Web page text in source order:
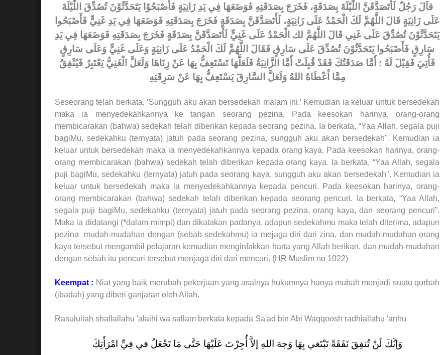
قاَلَ رَجُلٌ لَأَتَصَدَّقَنَّ اللَّيْلَةَ بِصَدَقَةٍ، فَخَرَجَ بِصَدَقَتِهِ فَوَضَعَهَا فِي يَدِ زَانِيَةٍ فَأَصْبَحُوْا يَتَحَدَّثُوْنَ تُصُدِّقَ اللَّيْلَةَ
عَلَى زَانِيَةٍ قَالَ اللَّهُمَّ لَكَ الْحَمْدُ عَلَى زَانِيَةٍ، لَأَتَصَدَّقَنَّ بِصَدَقَةٍ فَخَرَجَ بِصَدَقَتِهِ فَوَضَعَهَا فِي يَدِ غَنِيٍّ فَأَصْبَحُوا
يَتَحَدَّثُوْنَ تُصُدِّقَ عَلَى غَنِي قَالَ اللَّهُمَّ لك الْحَمْدُ عَلَى غَنِيٍّ لَأَتَصَدَّقَنَّ بِصَدَقَةٍ فَخَرَجَ بِصَدَقَتِهِ فَوَضَعَهَا فِي يَدِ
سَارِقٍ فَأَصْبَحُوا يَتَحَدَّثُوْنَ تُصُدِّقَ عَلَى سَارِقٍ فَقَالَ اللَّهُمَّ لَكَ الْحَمْدُ عَلَى زَانِيَةٍ وَعَلَى غَنِيٍّ وَعَلَى سَارِقٍ
فَأُتِيَ فَقِيْلَ لَهُ : أَمَّا صَدَقَتُكَ فَقَدْ قُبِلَتْ أَمَّا الزَّانِيَةُ فَلَعَلَّهَا تَسْتَعِفُّ بِهَا عَنْ زِنَاهَا وَلَعَلَّ الْغَنِيُّ يَعْتَبِرُ فَيُنْفِقُ
مِمَّا أَعْطَاهُ اللهُ وَلَعَلَّ السَّارِقَ يَسْتَعِفُّ بِهَا عَنْ سَرِقَتِهِ
Seseorang telah berkata, ‘Sungguh aku akan bersedekah malam ini.’ Kemudian ia keluar untuk bersedekah
maka ia menyedekahkannya ke tangan seorang pezina. Pada keesokan harinya, orang-orang
membicarakan (bahwa) sedekah telah diberikan kepada seorang pezina. Ia berkata, “Yaa Allah, segala puji
bagiMu, sedekahku (ternyata) jatuh pada seorang pezina, sungguh aku akan bersedekah". Kemudian ia
keluar untuk bersedekah maka ia menyedekahkannya kepada orang kaya. Pada keesokan harinya, orang-
orang membicarakan (bahwa) sedekah telah diberikan kepada orang kaya. Ia berkata, “Yaa Allah, segala
puji bagiMu, sedekahku (ternyata) jatuh pada seorang kaya, sungguh aku akan bersedekah". Kemudian ia
keluar untuk bersedekah maka ia menyedekahkannya kepada pencuri. Pada keesokan harinya, orang-
orang membicarakan (bahwa) sedekah telah diberikan kepada seorang pencuri. Ia berkata, “Yaa Allah,
segala puji bagiMu, sedekahku (ternyata) jatuh pada seorang pezina, orang kaya, dan seorang pencuri”.
Maka ia didatangi (*dalam mimpi) dan dikatakan padanya, adapun sedekahmu maka telah diterima, adapun
pezina mudah-mudahan dengan (sebab sedekahmu) ia mejaga diri dari zina, dan mudah-mudahan orang
kaya tersebut mengambil pelajaran kemudian menginfakkan harta yang Allah berikan, dan mudah-mudahan
dengan sebab itu pencuri tersebut menjaga diri dari mencuri. (HR Muslim no 1022)
Keempat : Niat yang baik merubah pekerjaan yang asalnya hukumnya hanya mubah menjadi suatu qurbah
(ibadah) yang diberi ganjaran oleh Allah.
Rasulullah shallallahu 'alaihi wa sallam berkata kepada Sa'ad bin Abi Waqqoosh radhiallahu 'anhu
وَإنَّكَ لَنْ تُنفِقَ نَفَقَةً تَبْتَغي بِهَا وَجهَ اللهِ إلاَّ أُجِرْتَ عَلَيْهَا حَتَّى مَا تَجْعَلُ في فِيِّ امْرَأَتِكَ